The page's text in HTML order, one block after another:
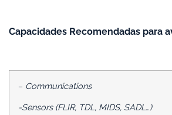
Capacidades Recomendadas para
– Communications
-Sensors (FLIR, TDL, MIDS, SADL…)